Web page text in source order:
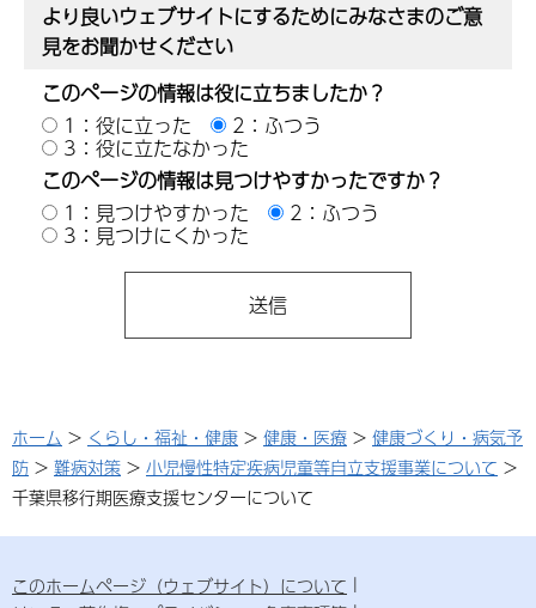
より良いウェブサイトにするためにみなさまのご意
見をお聞かせください
このページの情報は役に立ちましたか？
1：役に立った
2：ふつう
3：役に立たなかった
このページの情報は見つけやすかったですか？
1：見つけやすかった
2：ふつう
3：見つけにくかった
ホーム > くらし・福祉・健康 > 健康・医療 > 健康づくり・病気予
防 > 難病対策 > 小児慢性特定疾病児童等自立支援事業について >
千葉県移行期医療支援センターについて
このホームページ（ウェブサイト）について